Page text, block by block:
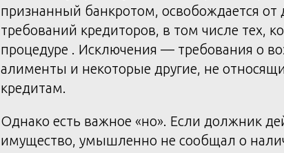
признанный банкротом, освобождается
требований кредиторов, в том числе тех,
процедуре . Исключения — требования о
алименты и некоторые другие, не
кредитам.
Однако есть важное «но». Если должник
имущество, умышленно не сообщал о